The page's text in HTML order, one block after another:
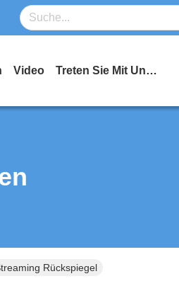
Video Treten Sie Mit Uns In Verbindung
Rückspiegel